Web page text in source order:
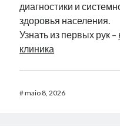
диагностики и
здоровья населения.
Узнать из первых рук –
клиника
#maio 8, 2026